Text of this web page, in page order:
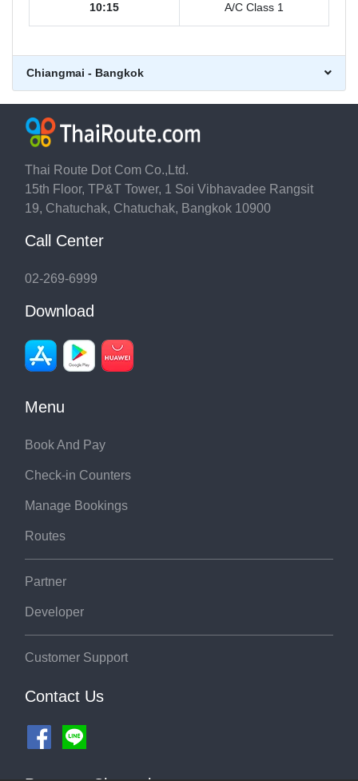
10:15 A/C Class 1
Chiangmai - Bangkok
Thai Route Dot Com Co.,Ltd.
15th Floor, TP&T Tower, 1 Soi Vibhavadee Rangsit
19, Chatuchak, Chatuchak, Bangkok 10900
Call Center
02-269-6999
Download
Menu
Book And Pay
Check-in Counters
Manage Bookings
Routes
Partner
Developer
Customer Support
Contact Us